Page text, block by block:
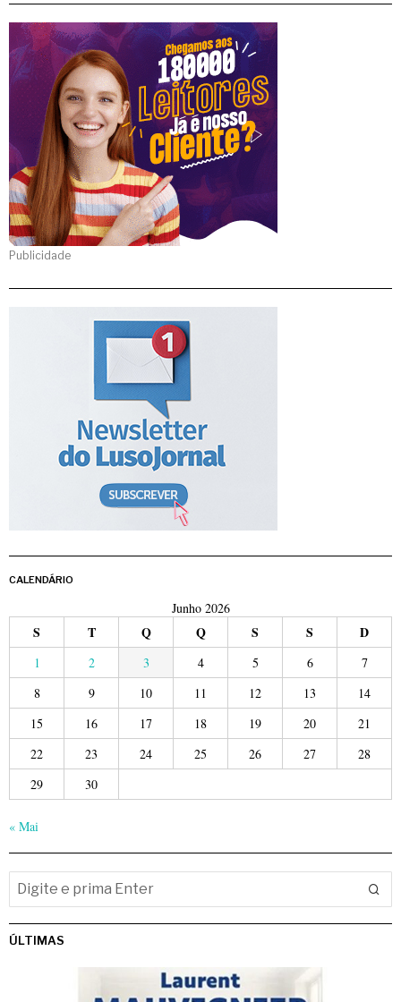
Publicidade
CALENDÁRIO
Junho 2026
S T Q Q S S D
1 2 3 4 5 6
7
8
9 10 11 12 13
14
15
16 17 18 19 20
21
22
23 24 25 26 27
28
29
30
« Mai
ÚLTIMAS